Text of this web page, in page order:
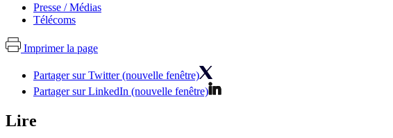
Presse / Médias
Télécoms
Imprimer la page
Partager sur Twitter (nouvelle fenêtre)
Partager sur LinkedIn (nouvelle fenêtre)
Lire